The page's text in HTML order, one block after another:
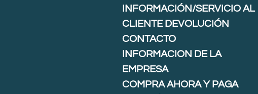
INFORMACIÓN/SERVICIO AL
CLIENTE DEVOLUCIÓN
CONTACTO
INFORMACION DE LA
EMPRESA
COMPRA AHORA Y PAGA